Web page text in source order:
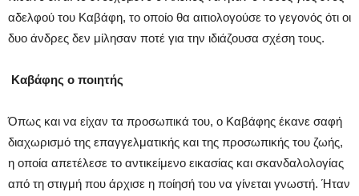
αδελφού του Kαβάφη, το οποίο θα αιτιολογούσε το γεγονός ότι οι
δυο άνδρες δεν μίλησαν ποτέ για την ιδιάζουσα σχέση τους.
Καβάφης ο ποιητής
Όπως και να είχαν τα προσωπικά του, ο Kαβάφης έκανε σαφή
διαχωρισμό της επαγγελματικής και της προσωπικής του ζωής,
η οποία απετέλεσε το αντικείμενο εικασίας και σκανδαλολογίας
από τη στιγμή που άρχισε η ποίησή του να γίνεται γνωστή. Ήταν